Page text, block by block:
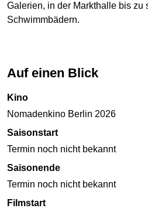
Galerien, in der Markthalle bis zu
Schwimmbädern.
Auf einen Blick
Kino
Nomadenkino Berlin 2026
Saisonstart
Termin noch nicht bekannt
Saisonende
Termin noch nicht bekannt
Filmstart